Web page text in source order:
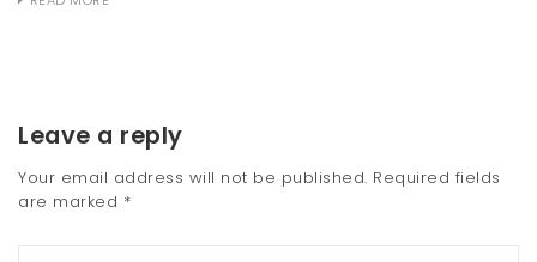
Leave a reply
Your email address will not be published. Required fields
are marked *